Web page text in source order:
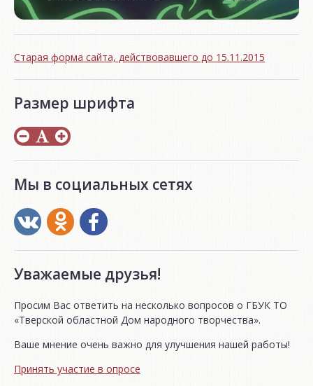
Старая форма сайта, действовавшего до 15.11.2015
Размер шрифта
Мы в социальных сетях
Уважаемые друзья!
Просим Вас ответить на несколько вопросов о ГБУК ТО
«Тверской областной Дом народного творчества».
Ваше мнение очень важно для улучшения нашей работы!
Принять участие в опросе